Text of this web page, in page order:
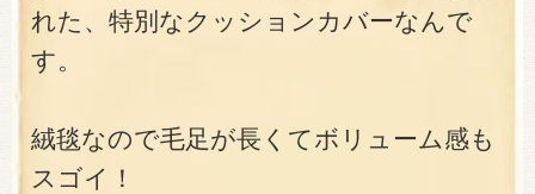
れた、特別なクッションカバーなんで
す。
絨毯なので毛足が長くてボリューム感も
スゴイ！